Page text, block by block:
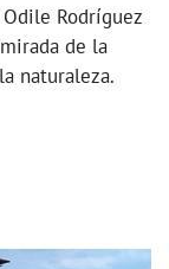
Rodríguez
de la
naturaleza.